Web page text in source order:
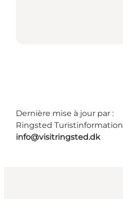
Dernière mise à jour par :
Ringsted Turistinformation
info@visitringsted.dk